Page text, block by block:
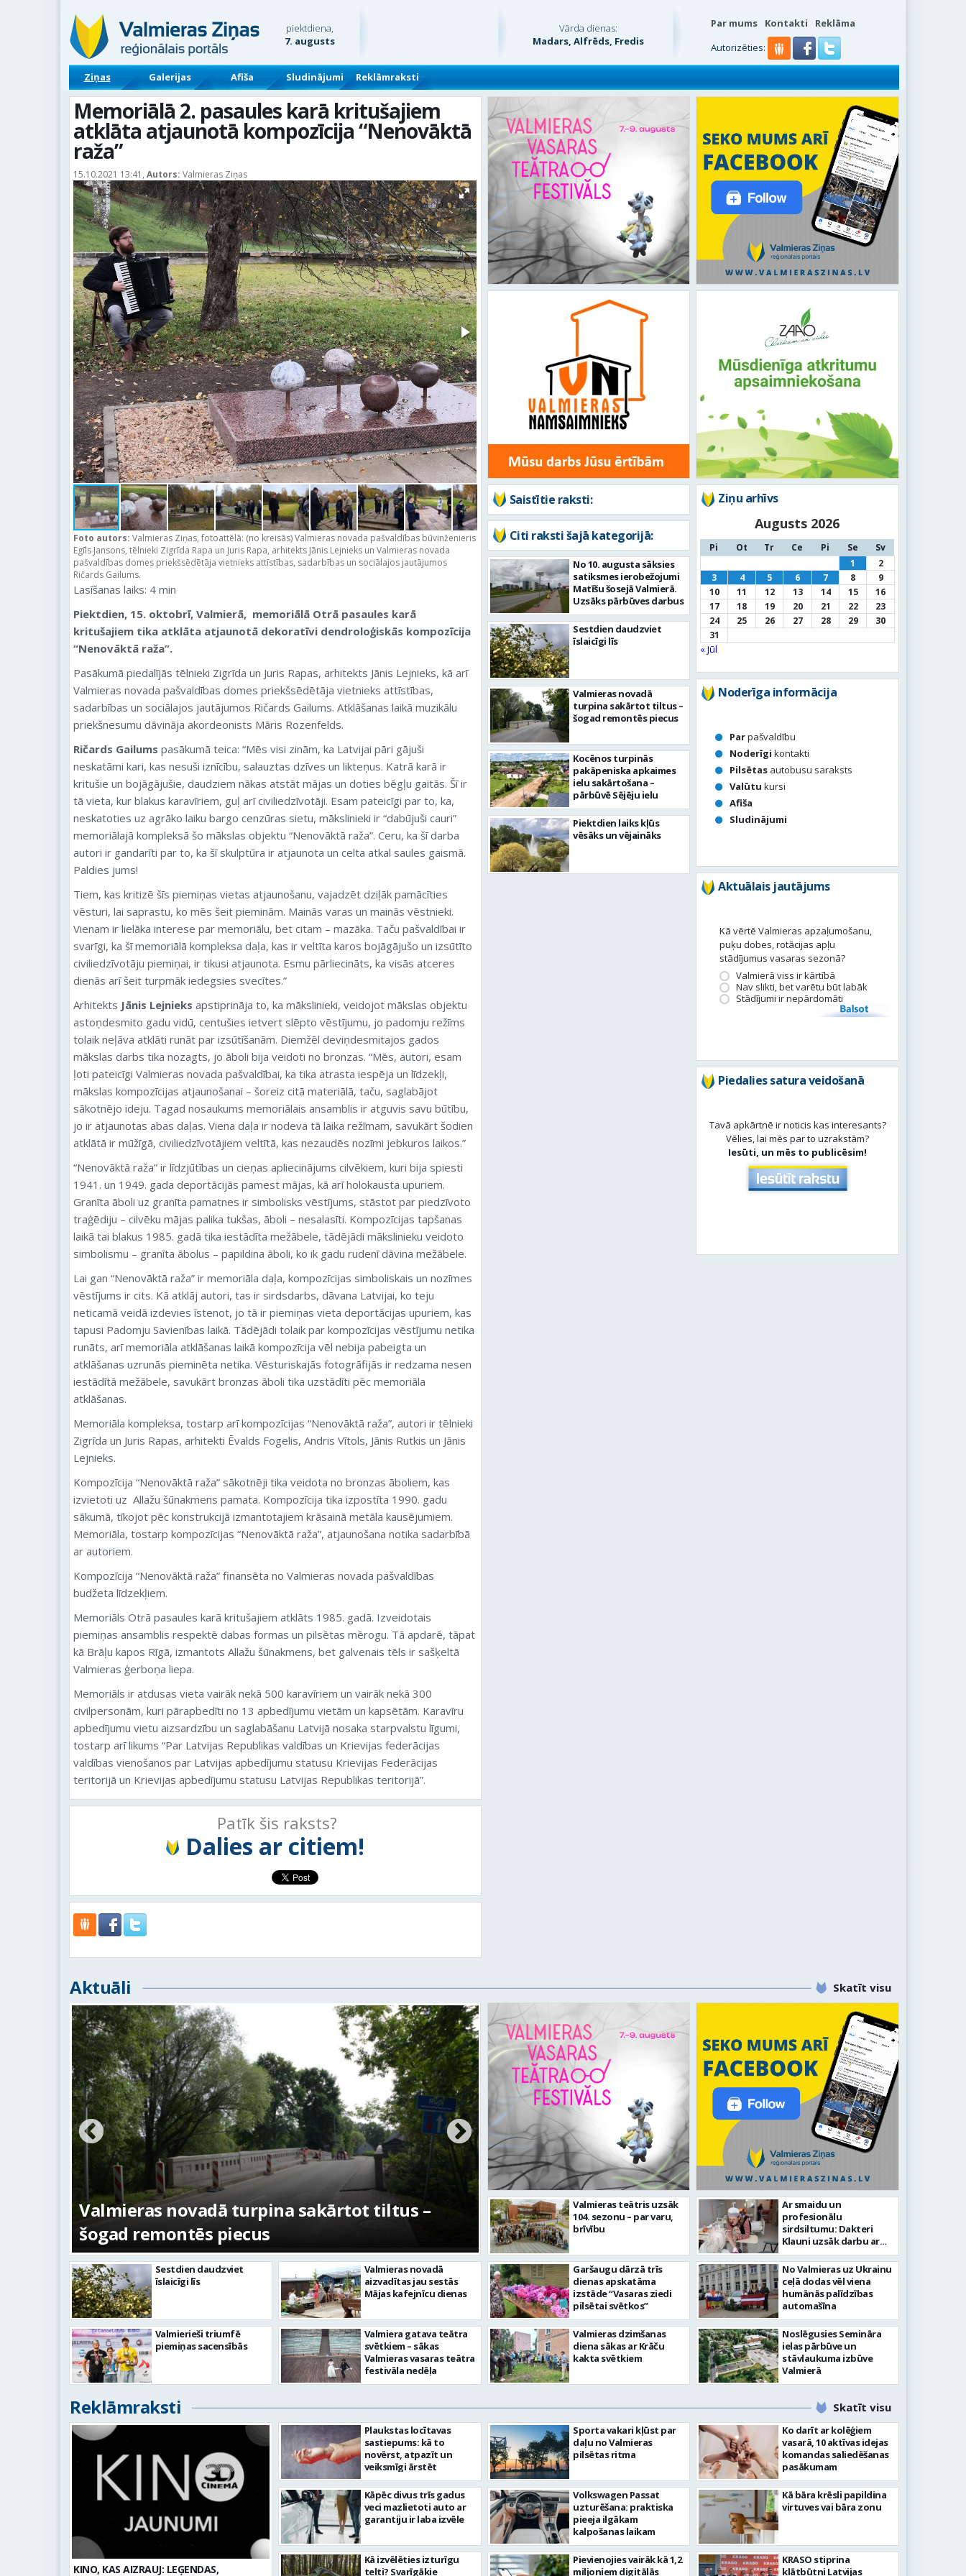
piektdiena,
7. augusts
Vārda dienas:
Madars, Alfrēds, Fredis
Par mums Kontakti
Reklāma
Autorizēties:
Ziņas Galerijas Afiša Sludinājumi Reklāmraksti
Memoriālā 2. pasaules karā kritušajiem
atklāta atjaunotā kompozīcija “Nenovāktā
raža”
15.10.2021 13:41, Autors: Valmieras Ziņas
Foto autors: Valmieras Ziņas, fotoattēlā: (no kreisās) Valmieras novada pašvaldības būvinženieris
Egīls Jansons, tēlnieki Zigrīda Rapa un Juris Rapa, arhitekts Jānis Lejnieks un Valmieras novada
pašvaldības domes priekšsēdētāja vietnieks attīstības, sadarbības un sociālajos jautājumos
Ričards Gailums.
Lasīšanas laiks: 4 min
Piektdien, 15. oktobrī, Valmierā, memoriālā Otrā pasaules karā
kritušajiem tika atklāta atjaunotā dekoratīvi dendroloģiskās kompozīcija
“Nenovāktā raža”.
Pasākumā piedalījās tēlnieki Zigrīda un Juris Rapas, arhitekts Jānis Lejnieks, kā arī
Valmieras novada pašvaldības domes priekšsēdētāja vietnieks attīstības,
sadarbības un sociālajos jautājumos Ričards Gailums. Atklāšanas laikā muzikālu
priekšnesumu dāvināja akordeonists Māris Rozenfelds.
Ričards Gailums pasākumā teica: “Mēs visi zinām, ka Latvijai pāri gājuši
neskatāmi kari, kas nesuši iznīcību, salauztas dzīves un likteņus. Katrā karā ir
kritušie un bojāgājušie, daudziem nākas atstāt mājas un doties bēgļu gaitās. Šī ir
tā vieta, kur blakus karavīriem, guļ arī civiliedzīvotāji. Esam pateicīgi par to, ka,
neskatoties uz agrāko laiku bargo cenzūras sietu, mākslinieki ir “dabūjuši cauri”
memoriālajā kompleksā šo mākslas objektu “Nenovāktā raža”. Ceru, ka šī darba
autori ir gandarīti par to, ka šī skulptūra ir atjaunota un celta atkal saules gaismā.
Paldies jums!
Tiem, kas kritizē šīs piemiņas vietas atjaunošanu, vajadzēt dziļāk pamācīties
vēsturi, lai saprastu, ko mēs šeit pieminām. Mainās varas un mainās vēstnieki.
Vienam ir lielāka interese par memoriālu, bet citam – mazāka. Taču pašvaldībai ir
svarīgi, ka šī memoriālā kompleksa daļa, kas ir veltīta karos bojāgājušo un izsūtīto
civiliedzīvotāju piemiņai, ir tikusi atjaunota. Esmu pārliecināts, ka visās atceres
dienās arī šeit turpmāk iedegsies svecītes.”
Arhitekts Jānis Lejnieks apstiprināja to, ka mākslinieki, veidojot mākslas objektu
astoņdesmito gadu vidū, centušies ietvert slēpto vēstījumu, jo padomju režīms
tolaik neļāva atklāti runāt par izsūtīšanām. Diemžēl deviņdesmitajos gados
mākslas darbs tika nozagts, jo āboli bija veidoti no bronzas. “Mēs, autori, esam
ļoti pateicīgi Valmieras novada pašvaldībai, ka tika atrasta iespēja un līdzekļi,
mākslas kompozīcijas atjaunošanai – šoreiz citā materiālā, taču, saglabājot
sākotnējo ideju. Tagad nosaukums memoriālais ansamblis ir atguvis savu būtību,
jo ir atjaunotas abas daļas. Viena daļa ir nodeva tā laika režīmam, savukārt šodien
atklātā ir mūžīgā, civiliedzīvotājiem veltītā, kas nezaudēs nozīmi jebkuros laikos.”
“Nenovāktā raža” ir līdzjūtības un cieņas apliecinājums cilvēkiem, kuri bija spiesti
1941. un 1949. gada deportācijās pamest mājas, kā arī holokausta upuriem.
Granīta āboli uz granīta pamatnes ir simbolisks vēstījums, stāstot par piedzīvoto
traģēdiju – cilvēku mājas palika tukšas, āboli – nesalasīti. Kompozīcijas tapšanas
laikā tai blakus 1985. gadā tika iestādīta mežābele, tādējādi mākslinieku veidoto
simbolismu – granīta ābolus – papildina āboli, ko ik gadu rudenī dāvina mežābele.
Lai gan “Nenovāktā raža” ir memoriāla daļa, kompozīcijas simboliskais un nozīmes
vēstījums ir cits. Kā atklāj autori, tas ir sirdsdarbs, dāvana Latvijai, ko teju
neticamā veidā izdevies īstenot, jo tā ir piemiņas vieta deportācijas upuriem, kas
tapusi Padomju Savienības laikā. Tādējādi tolaik par kompozīcijas vēstījumu netika
runāts, arī memoriāla atklāšanas laikā kompozīcija vēl nebija pabeigta un
atklāšanas uzrunās pieminēta netika. Vēsturiskajās fotogrāfijās ir redzama nesen
iestādītā mežābele, savukārt bronzas āboli tika uzstādīti pēc memoriāla
atklāšanas.
Memoriāla kompleksa, tostarp arī kompozīcijas “Nenovāktā raža”, autori ir tēlnieki
Zigrīda un Juris Rapas, arhitekti Ēvalds Fogelis, Andris Vītols, Jānis Rutkis un Jānis
Lejnieks.
Kompozīcija “Nenovāktā raža” sākotnēji tika veidota no bronzas āboliem, kas
izvietoti uz Allažu šūnakmens pamata. Kompozīcija tika izpostīta 1990. gadu
sākumā, tīkojot pēc konstrukcijā izmantotajiem krāsainā metāla kausējumiem.
Memoriāla, tostarp kompozīcijas “Nenovāktā raža”, atjaunošana notika sadarbībā
ar autoriem.
Kompozīcija “Nenovāktā raža” finansēta no Valmieras novada pašvaldības
budžeta līdzekļiem.
Memoriāls Otrā pasaules karā kritušajiem atklāts 1985. gadā. Izveidotais
piemiņas ansamblis respektē dabas formas un pilsētas mērogu. Tā apdarē, tāpat
kā Brāļu kapos Rīgā, izmantots Allažu šūnakmens, bet galvenais tēls ir sašķeltā
Valmieras ģerboņa liepa.
Memoriāls ir atdusas vieta vairāk nekā 500 karavīriem un vairāk nekā 300
civilpersonām, kuri pārapbedīti no 13 apbedījumu vietām un kapsētām. Karavīru
apbedījumu vietu aizsardzību un saglabāšanu Latvijā nosaka starpvalstu līgumi,
tostarp arī likums “Par Latvijas Republikas valdības un Krievijas federācijas
valdības vienošanos par Latvijas apbedījumu statusu Krievijas Federācijas
teritorijā un Krievijas apbedījumu statusu Latvijas Republikas teritorijā”.
Patīk šis raksts?
Dalies ar citiem!
Saistītie raksti:
Citi raksti šajā kategorijā:
No 10. augusta sāksies
satiksmes ierobežojumi
Matīšu šosejā Valmierā.
Uzsāks pārbūves darbus
Sestdien daudzviet
īslaicīgi līs
Valmieras novadā
turpina sakārtot tiltus –
šogad remontēs piecus
Kocēnos turpinās
pakāpeniska apkaimes
ielu sakārtošana –
pārbūvē Sējēju ielu
Piektdien laiks kļūs
vēsāks un vējaināks
Ziņu arhīvs
Augusts 2026
Pi Ot Tr Ce Pi Se
Sv
1
2
3
4 5 6 7 8
9
10
11 12 13 14 15
16
17
18 19 20 21 22
23
24
25 26 27 28 29
30
31
« Jūl
Noderīga informācija
Parpašvaldību
Noderīgi kontakti
Pilsētas autobusu saraksts
Valūtu kursi
Afiša
Sludinājumi
Aktuālais jautājums
Kā vērtē Valmieras apzaļumošanu,
puķu dobes, rotācijas apļu
stādījumus vasaras sezonā?
Valmierā viss ir kārtībā
Nav slikti, bet varētu būt labāk
Stādījumi ir nepārdomāti
Balsot
Piedalies satura veidošanā
Tavā apkārtnē ir noticis kas interesants?
Vēlies, lai mēs par to uzrakstām?
Iesūti, un mēs to publicēsim!
Aktuāli Skatīt visu
Valmieras novadā turpina sakārtot tiltus –
šogad remontēs piecus
No pagaidu teātra līdz laikmetīgās kultūras
centram – kā attīstīsies “Kurtuve”
Sestdien daudzviet
īslaicīgi līs
Valmierieši triumfē
piemiņas sacensībās
Valmieras novadā
aizvadītas jau sestās
Mājas kafejnīcu dienas
Valmiera gatava teātra
svētkiem – sākas
Valmieras vasaras teātra
festivāla nedēļa
Valmieras teātris uzsāk
104. sezonu – par varu,
brīvību
Garšaugu dārzā trīs
dienas apskatāma
izstāde “Vasaras ziedi
pilsētai svētkos”
Valmieras dzimšanas
diena sākas ar Krāču
kakta svētkiem
Ar smaidu un
profesionālu
sirdsiltumu: Dakteri
Klauni uzsāk darbu ar
senioriem Vidzemes
slimnīcā
No Valmieras uz Ukrainu
ceļā dodas vēl viena
humānās palīdzības
automašīna
Noslēgusies Semināra
ielas pārbūve un
stāvlaukuma izbūve
Valmierā
Reklāmraksti Skatīt visu
KINO, KAS AIZRAUJ: LEĢENDAS,
Plaukstas locītavas
sastiepums: kā to
novērst, atpazīt un
veiksmīgi ārstēt
Kāpēc divus trīs gadus
veci mazlietoti auto ar
garantiju ir laba izvēle
Kā izvēlēties izturīgu
telti? Svarīgākie
Sporta vakari kļūst par
daļu no Valmieras
pilsētas ritma
Volkswagen Passat
uzturēšana: praktiska
pieeja ilgākam
kalpošanas laikam
Pievienojies vairāk kā 1,2
miljoniem digitālās
Ko darīt ar kolēģiem
vasarā, 10 aktīvas idejas
komandas saliedēšanas
pasākumam
Kā bāra krēsli papildina
virtuves vai bāra zonu
KRASO stiprina
klātbūtni Latvijas